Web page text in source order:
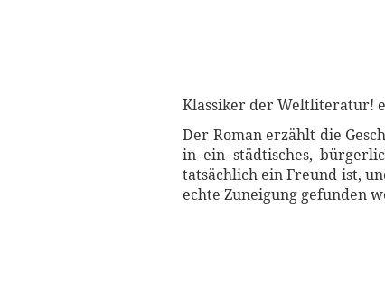
Klassiker der Weltliteratur!
Der Roman erzählt die
in ein städtisches,
tatsächlich ein Freund ist,
echte Zuneigung gefunden